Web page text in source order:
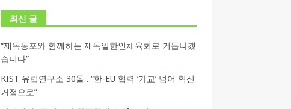
최신 글
“재독동포와 함께하는 재독일한인체육회로 거듭나겠
습니다”
KIST 유럽연구소 30돌…“한-EU 협력 ‘가교’ 넘어 혁신
거점으로”